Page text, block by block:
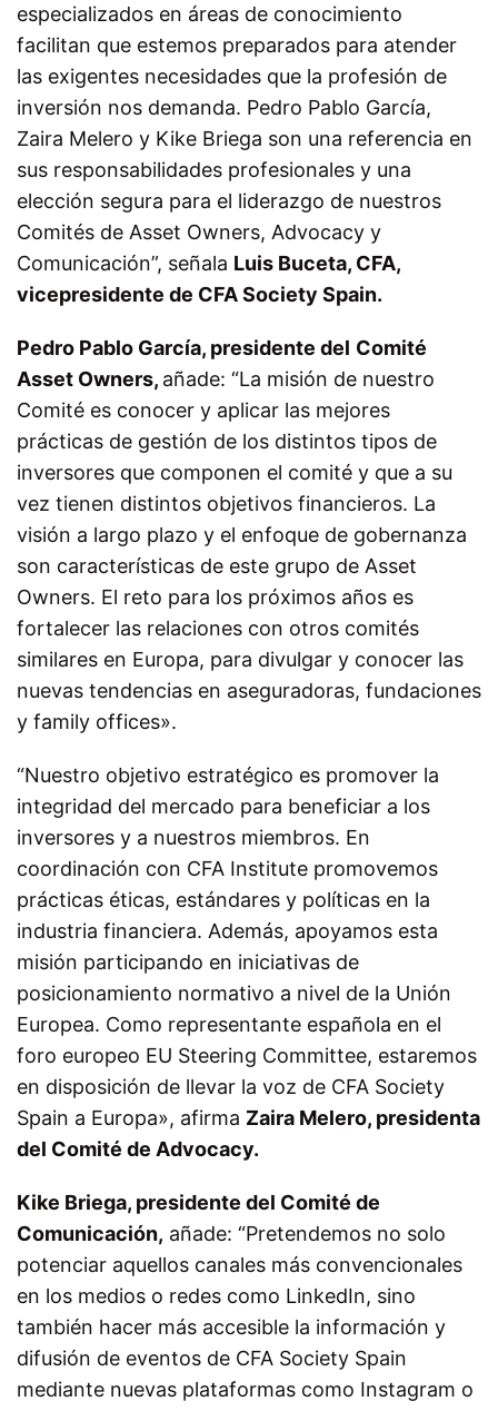
especializados en áreas de conocimiento
facilitan que estemos preparados para atender
las exigentes necesidades que la profesión de
inversión nos demanda. Pedro Pablo García,
Zaira Melero y Kike Briega son una referencia en
sus responsabilidades profesionales y una
elección segura para el liderazgo de nuestros
Comités de Asset Owners, Advocacy y
Comunicación”, señala Luis Buceta, CFA,
vicepresidente de CFA Society Spain.
Pedro Pablo García, presidente del Comité
Asset Owners, añade: “La misión de nuestro
Comité es conocer y aplicar las mejores
prácticas de gestión de los distintos tipos de
inversores que componen el comité y que a su
vez tienen distintos objetivos financieros. La
visión a largo plazo y el enfoque de gobernanza
son características de este grupo de Asset
Owners. El reto para los próximos años es
fortalecer las relaciones con otros comités
similares en Europa, para divulgar y conocer las
nuevas tendencias en aseguradoras, fundaciones
y family offices».
“Nuestro objetivo estratégico es promover la
integridad del mercado para beneficiar a los
inversores y a nuestros miembros. En
coordinación con CFA Institute promovemos
prácticas éticas, estándares y políticas en la
industria financiera. Además, apoyamos esta
misión participando en iniciativas de
posicionamiento normativo a nivel de la Unión
Europea. Como representante española en el
foro europeo EU Steering Committee, estaremos
en disposición de llevar la voz de CFA Society
Spain a Europa», afirma Zaira Melero, presidenta
del Comité de Advocacy.
Kike Briega, presidente del Comité de
Comunicación, añade: “Pretendemos no solo
potenciar aquellos canales más convencionales
en los medios o redes como LinkedIn, sino
también hacer más accesible la información y
difusión de eventos de CFA Society Spain
mediante nuevas plataformas como Instagram o